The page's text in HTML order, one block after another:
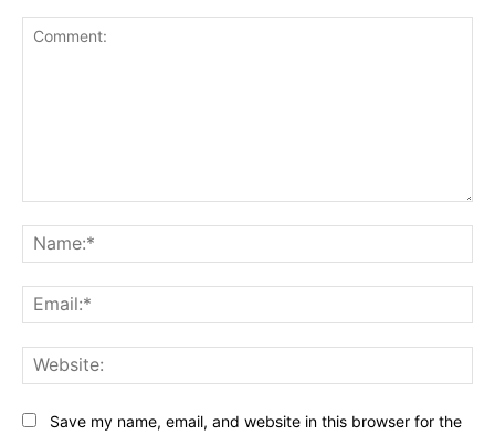
Save my name, email, and website in this browser for the